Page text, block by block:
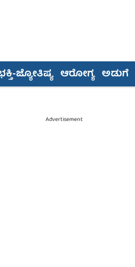
ಜ್ಯೋತಿಷ್ಯ ಆರೋಗ್ಯ ಅಡುಗೆ
Advertisement